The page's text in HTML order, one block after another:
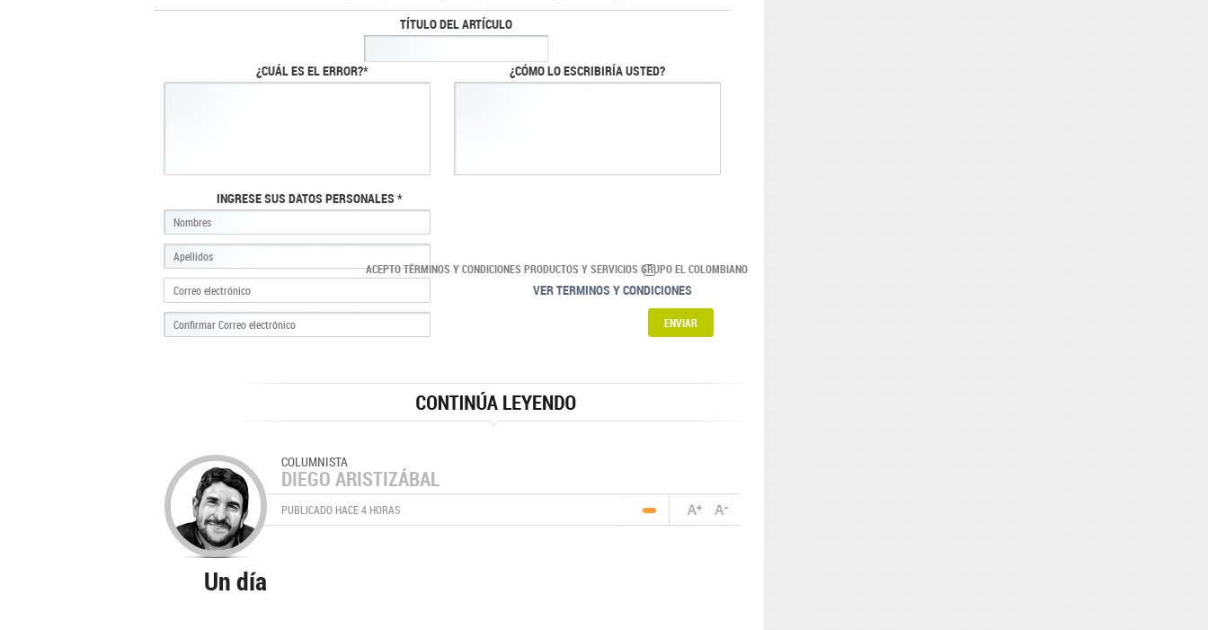
TÍTULO DEL ARTÍCULO
¿CUÁL ES EL ERROR?* ¿CÓMO LO ESCRIBIRÍA USTED?
INGRESE SUS DATOS PERSONALES *
ACEPTO TÉRMINOS Y CONDICIONES PRODUCTOS Y SERVICIOS GRUPO EL COLOMBIANO
VER TERMINOS Y CONDICIONES
COLUMNISTA
DIEGO ARISTIZÁBAL
PUBLICADO HACE 4 HORAS
Un día